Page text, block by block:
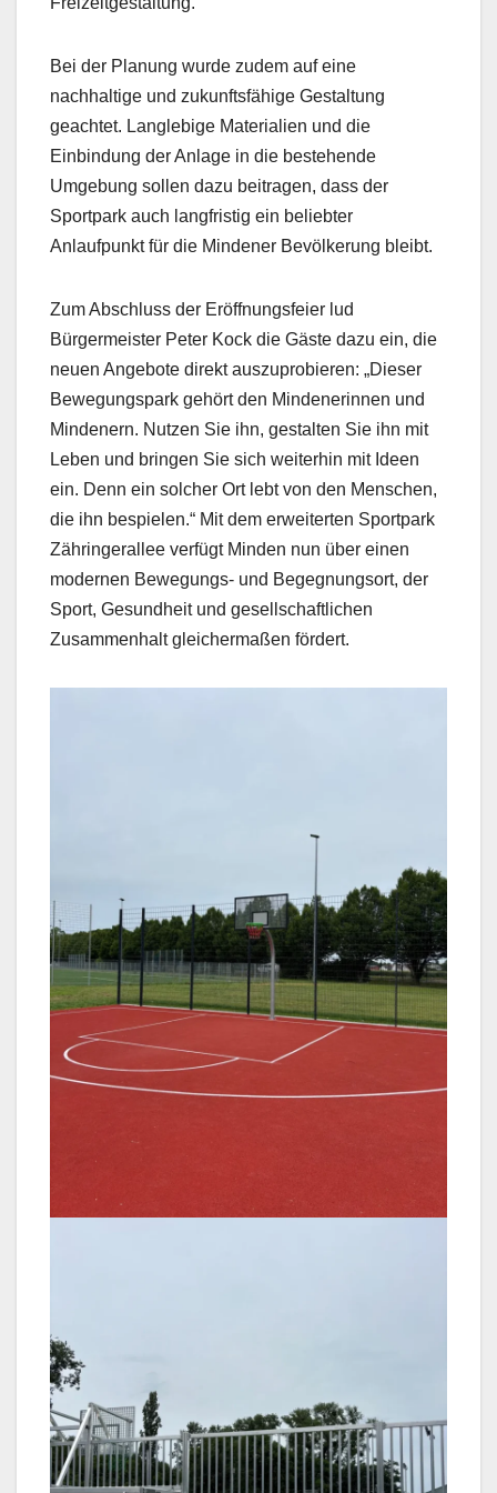
Bei der Planung wurde zudem auf eine
nachhaltige und zukunftsfähige Gestaltung
geachtet. Langlebige Materialien und die
Einbindung der Anlage in die bestehende
Umgebung sollen dazu beitragen, dass der
Sportpark auch langfristig ein beliebter
Anlaufpunkt für die Mindener Bevölkerung bleibt.
Zum Abschluss der Eröffnungsfeier lud
Bürgermeister Peter Kock die Gäste dazu ein, die
neuen Angebote direkt auszuprobieren: „Dieser
Bewegungspark gehört den Mindenerinnen und
Mindenern. Nutzen Sie ihn, gestalten Sie ihn mit
Leben und bringen Sie sich weiterhin mit Ideen
ein. Denn ein solcher Ort lebt von den Menschen,
die ihn bespielen.“ Mit dem erweiterten Sportpark
Zähringerallee verfügt Minden nun über einen
modernen Bewegungs- und Begegnungsort, der
Sport, Gesundheit und gesellschaftlichen
Zusammenhalt gleichermaßen fördert.